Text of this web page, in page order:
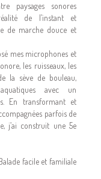
paysages sonores
de l’instant et
de marche douce et
mes microphones et
les ruisseaux, les
la sève de bouleau,
avec un
En transformant et
parfois de
j’ai construit une 5e
facile et familiale